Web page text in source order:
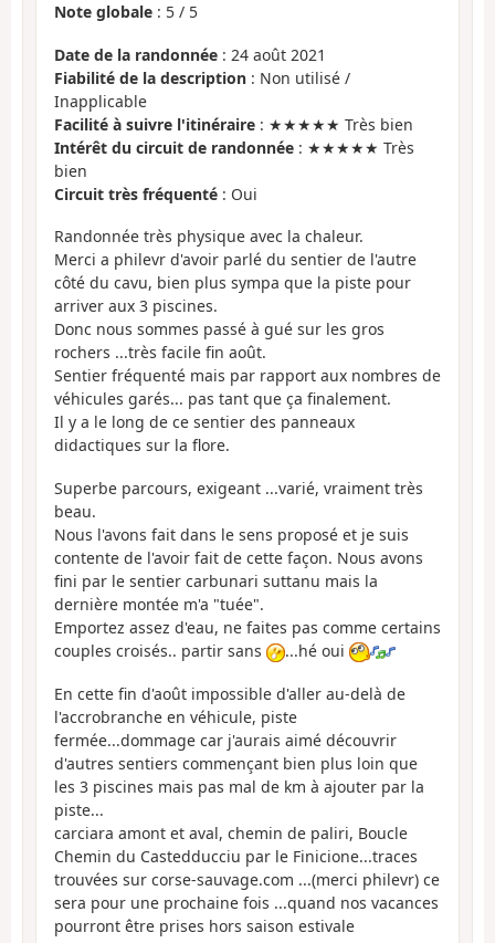
Note globale : 5 / 5
Date de la randonnée : 24 août 2021
Fiabilité de la description : Non utilisé /
Inapplicable
Facilité à suivre l'itinéraire : ★★★★★ Très bien
Intérêt du circuit de randonnée : ★★★★★ Très
bien
Circuit très fréquenté : Oui
Randonnée très physique avec la chaleur.
Merci a philevr d'avoir parlé du sentier de l'autre
côté du cavu, bien plus sympa que la piste pour
arriver aux 3 piscines.
Donc nous sommes passé à gué sur les gros
rochers ...très facile fin août.
Sentier fréquenté mais par rapport aux nombres de
véhicules garés... pas tant que ça finalement.
Il y a le long de ce sentier des panneaux
didactiques sur la flore.
Superbe parcours, exigeant ...varié, vraiment très
beau.
Nous l'avons fait dans le sens proposé et je suis
contente de l'avoir fait de cette façon. Nous avons
fini par le sentier carbunari suttanu mais la
dernière montée m'a "tuée".
Emportez assez d'eau, ne faites pas comme certains
couples croisés.. partir sans
...hé oui
En cette fin d'août impossible d'aller au-delà de
l'accrobranche en véhicule, piste
fermée...dommage car j'aurais aimé découvrir
d'autres sentiers commençant bien plus loin que
les 3 piscines mais pas mal de km à ajouter par la
piste...
carciara amont et aval, chemin de paliri, Boucle
Chemin du Castedducciu par le Finicione...traces
trouvées sur corse-sauvage.com ...(merci philevr) ce
sera pour une prochaine fois ...quand nos vacances
pourront être prises hors saison estivale